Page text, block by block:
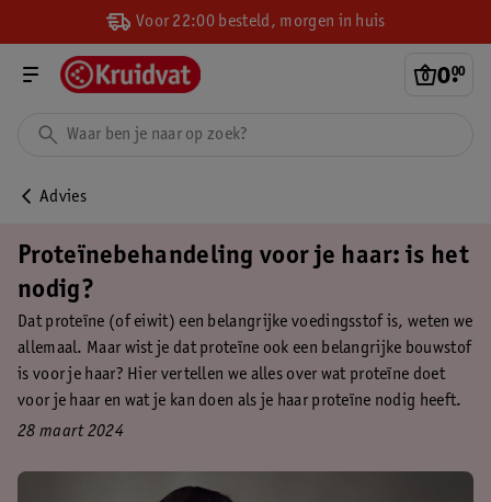
Voor 22:00 besteld, morgen in huis
0.
00
Advies
Proteïnebehandeling voor je haar: is het
nodig?
Dat proteïne (of eiwit) een belangrijke voedingsstof is, weten we
allemaal. Maar wist je dat proteïne ook een belangrijke bouwstof
is voor je haar? Hier vertellen we alles over wat proteïne doet
voor je haar en wat je kan doen als je haar proteïne nodig heeft.
28 maart 2024